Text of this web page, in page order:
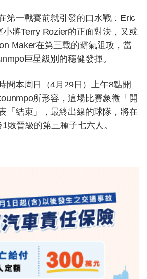
第一戰賽前就引發的口水戰：Eric
小將Terry Rozier的正面對決，又或
Maker在第三戰的霸氣阻攻，當
巨星級別的穩健發揮。
間本周日（4月29日）上午8點開
所形容，這場比賽象徵「開
「結束」，最終出線的球隊，將在
敗晉級的第三種子七六人。